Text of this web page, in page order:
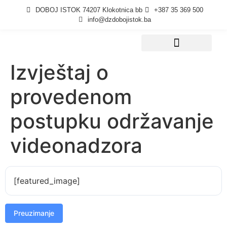
DOBOJ ISTOK 74207 Klokotnica bb
+387 35 369 500
info@dzdobojistok.ba
Izvještaj o
provedenom
postupku održavanje
videonadzora
[featured_image]
Preuzimanje